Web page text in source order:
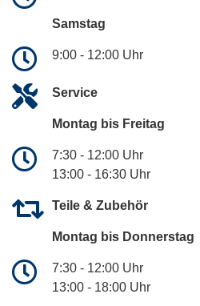
Samstag
9:00 - 12:00 Uhr
Service
Montag bis Freitag
7:30 - 12:00 Uhr
13:00 - 16:30 Uhr
Teile & Zubehör
Montag bis Donnerstag
7:30 - 12:00 Uhr
13:00 - 18:00 Uhr